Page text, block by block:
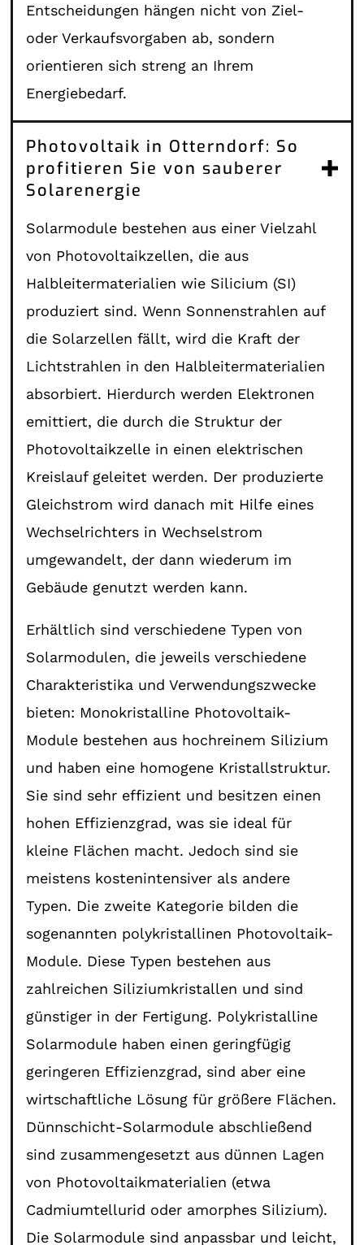
Entscheidungen hängen nicht von Ziel-
oder Verkaufsvorgaben ab, sondern
orientieren sich streng an Ihrem
Energiebedarf.
Photovoltaik in Otterndorf: So
profitieren Sie von sauberer
Solarenergie
Solarmodule bestehen aus einer Vielzahl
von Photovoltaikzellen, die aus
Halbleitermaterialien wie Silicium (SI)
produziert sind. Wenn Sonnenstrahlen auf
die Solarzellen fällt, wird die Kraft der
Lichtstrahlen in den Halbleitermaterialien
absorbiert. Hierdurch werden Elektronen
emittiert, die durch die Struktur der
Photovoltaikzelle in einen elektrischen
Kreislauf geleitet werden. Der produzierte
Gleichstrom wird danach mit Hilfe eines
Wechselrichters in Wechselstrom
umgewandelt, der dann wiederum im
Gebäude genutzt werden kann.
Erhältlich sind verschiedene Typen von
Solarmodulen, die jeweils verschiedene
Charakteristika und Verwendungszwecke
bieten: Monokristalline Photovoltaik-
Module bestehen aus hochreinem Silizium
und haben eine homogene Kristallstruktur.
Sie sind sehr effizient und besitzen einen
hohen Effizienzgrad, was sie ideal für
kleine Flächen macht. Jedoch sind sie
meistens kostenintensiver als andere
Typen. Die zweite Kategorie bilden die
sogenannten polykristallinen Photovoltaik-
Module. Diese Typen bestehen aus
zahlreichen Siliziumkristallen und sind
günstiger in der Fertigung. Polykristalline
Solarmodule haben einen geringfügig
geringeren Effizienzgrad, sind aber eine
wirtschaftliche Lösung für größere Flächen.
Dünnschicht-Solarmodule abschließend
sind zusammengesetzt aus dünnen Lagen
von Photovoltaikmaterialien (etwa
Cadmiumtellurid oder amorphes Silizium).
Die Solarmodule sind anpassbar und leicht,